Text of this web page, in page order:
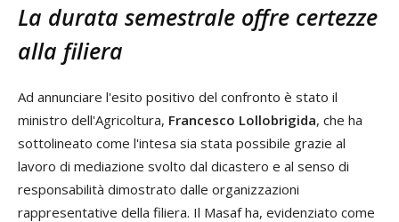
La durata semestrale offre certezze
alla filiera
Ad annunciare l'esito positivo del confronto è stato il
ministro dell'Agricoltura, Francesco Lollobrigida, che ha
sottolineato come l'intesa sia stata possibile grazie al
lavoro di mediazione svolto dal dicastero e al senso di
responsabilità dimostrato dalle organizzazioni
rappresentative della filiera. Il Masaf ha, evidenziato come